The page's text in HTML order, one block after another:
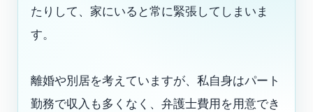
たりして、家にいると常に緊張してしまいま
す。
離婚や別居を考えていますが、私自身はパート
勤務で収入も多くなく、弁護士費用を用意でき